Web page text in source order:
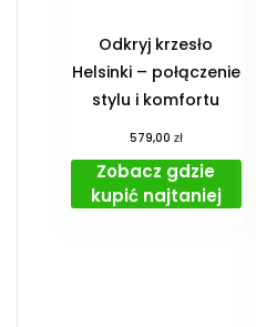
Odkryj krzesło
Helsinki – połączenie
stylu i komfortu
579,00 zł
Zobacz gdzie
kupić najtaniej